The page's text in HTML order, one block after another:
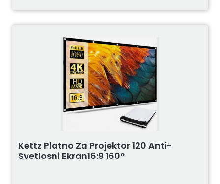
Kettz Platno Za Projektor 120 Anti-
Svetlosni Ekran16:9 160°